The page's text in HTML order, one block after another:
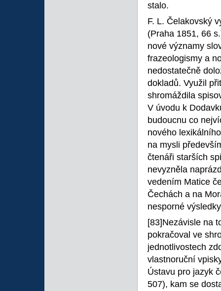
stalo.
F. L. Čelakovský
(Praha 1851, 66
nové významy
frazeologismy a
nedostatečně
dokladů. Využil
shromáždila
V úvodu k
budoucnu co
nového
na mysli
čtenáři starších
nevyzněla
vedením Matice
Čechách a na
nesporné
[83]Nezávisle na
pokračoval ve
jednotlivostech
vlastnoruční
Ústavu pro jazyk
507), kam se